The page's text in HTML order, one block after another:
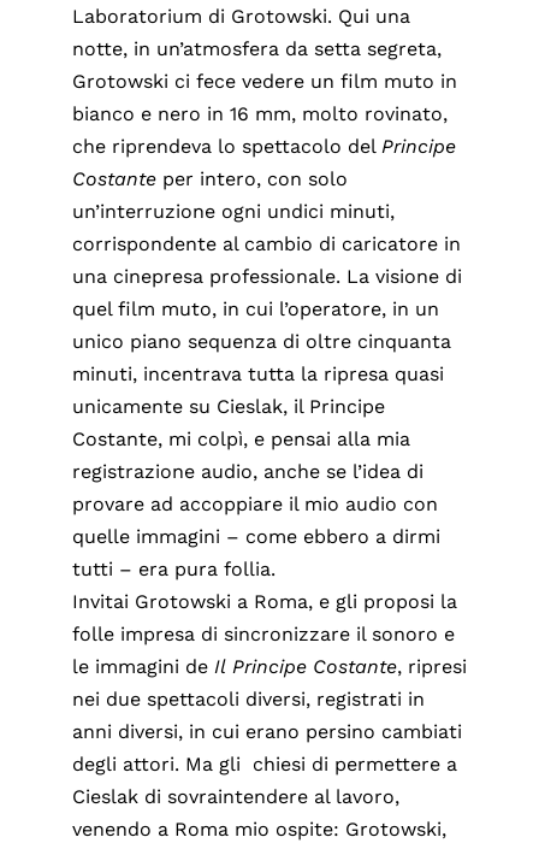
Laboratorium di Grotowski. Qui una
notte, in un’atmosfera da setta segreta,
Grotowski ci fece vedere un film muto in
bianco e nero in 16 mm, molto rovinato,
che riprendeva lo spettacolo del Principe
Costante per intero, con solo
un’interruzione ogni undici minuti,
corrispondente al cambio di caricatore in
una cinepresa professionale. La visione di
quel film muto, in cui l’operatore, in un
unico piano sequenza di oltre cinquanta
minuti, incentrava tutta la ripresa quasi
unicamente su Cieslak, il Principe
Costante, mi colpì, e pensai alla mia
registrazione audio, anche se l’idea di
provare ad accoppiare il mio audio con
quelle immagini – come ebbero a dirmi
tutti – era pura follia.
Invitai Grotowski a Roma, e gli proposi la
folle impresa di sincronizzare il sonoro e
le immagini de Il Principe Costante, ripresi
nei due spettacoli diversi, registrati in
anni diversi, in cui erano persino cambiati
degli attori. Ma gli chiesi di permettere a
Cieslak di sovraintendere al lavoro,
venendo a Roma mio ospite: Grotowski,